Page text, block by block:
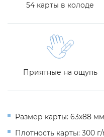
54 карты в колоде
Приятные на ощупь
Размер карты: 63х88 мм
Плотность карты: 300